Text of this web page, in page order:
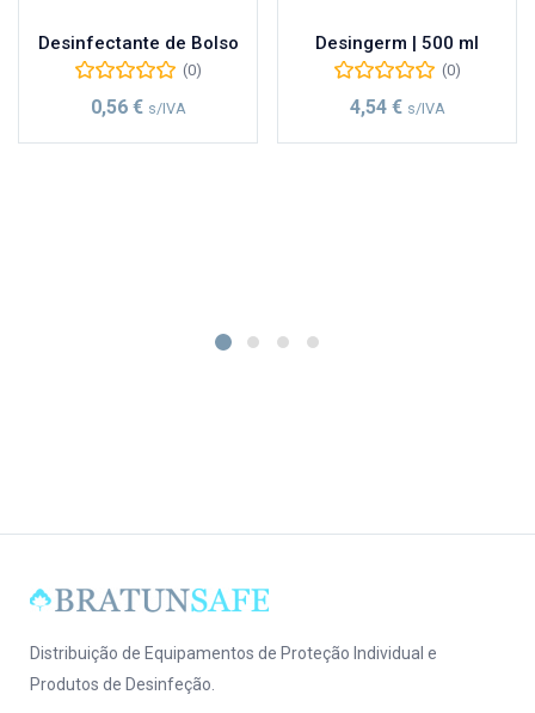
Desinfectante de Bolso
(0)
0,56 € s/IVA
Desingerm | 500 ml
(0)
4,54 € s/IVA
Distribuição de Equipamentos de Proteção Individual e
Produtos de Desinfeção.